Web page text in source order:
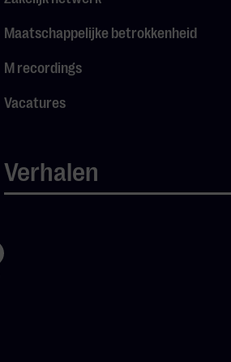
Maatschappelijke betrokkenheid
M recordings
Vacatures
Verhalen